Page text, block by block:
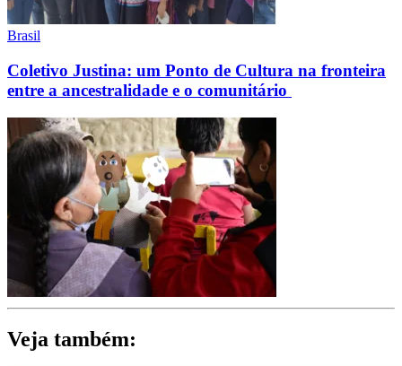
Brasil
Coletivo Justina: um Ponto de Cultura na fronteira
entre a ancestralidade e o comunitário
Veja também: